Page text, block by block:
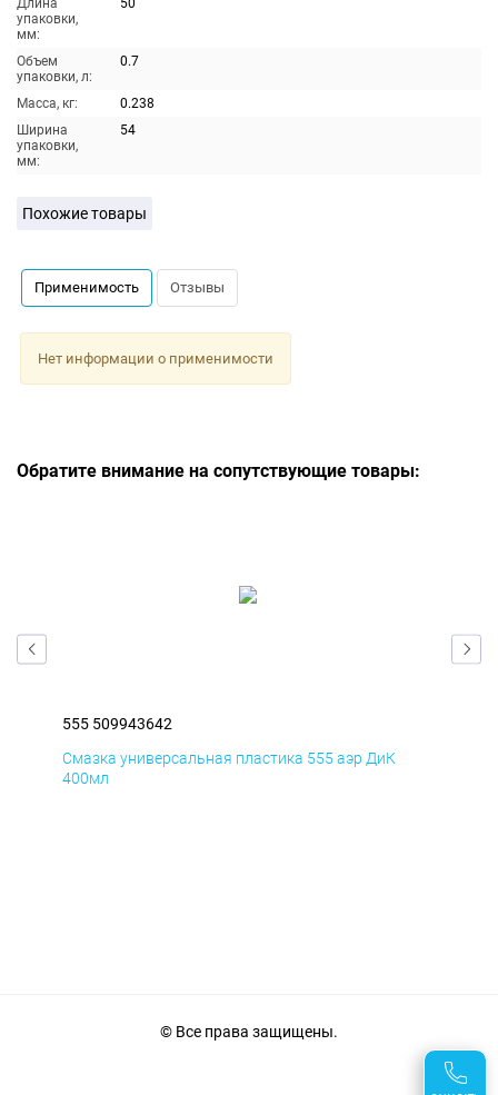
Длина
упаковки,
мм:
50
Объем
упаковки, л:
0.7
Масса, кг:
0.238
Ширина
упаковки,
мм:
54
Похожие товары
Применимость Отзывы
Нет информации о применимости
Обратите внимание на сопутствующие товары:
555 509943642
Смазка универсальная пластика 555 аэр ДиК
400мл
© Все права защищены.